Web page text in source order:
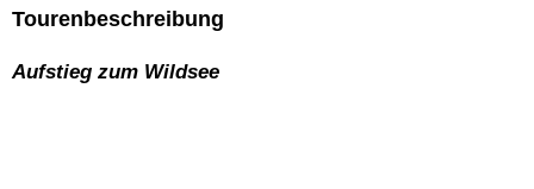
Tourenbeschreibung
Aufstieg zum Wildsee